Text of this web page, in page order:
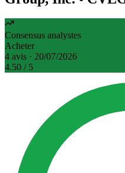
Consensus analystes
Acheter
4 avis · 20/07/2026
4.50 / 5